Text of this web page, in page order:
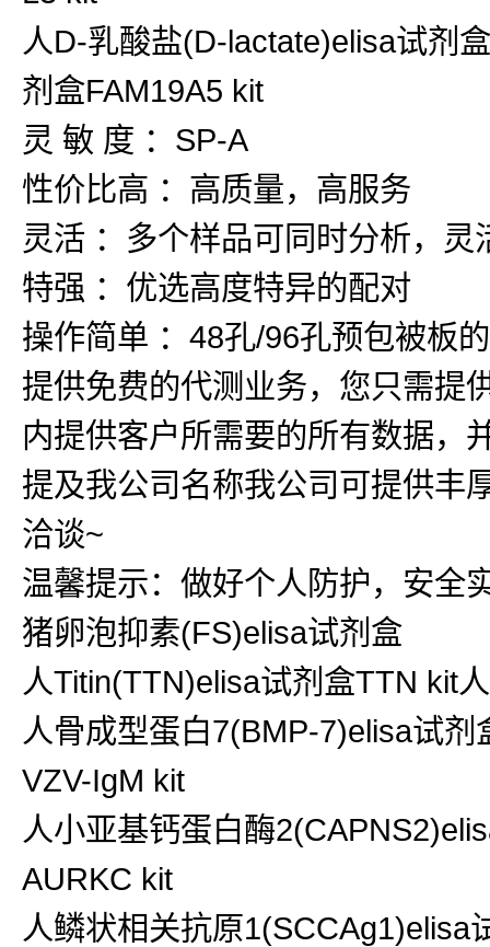
人D-乳酸盐(D-lactate)elisa试剂
剂盒FAM19A5 kit
灵 敏 度 ：SP-A
性价比高 ：高质量，高服务
灵活 ：多个样品可同时分析，
特强 ：优选高度特异的配对
操作简单 ：48孔/96孔预包被板
提供免费的代测业务，您只需提
内提供客户所需要的所有数据，
提及我公司名称我公司可提供丰
洽谈~
温馨提示：做好个人防护，安全
猪卵泡抑素(FS)elisa试剂盒
人Titin(TTN)elisa试剂盒TTN kit
人骨成型蛋白7(BMP-7)elisa试
VZV-IgM kit
人小亚基钙蛋白酶
AURKC kit
人鳞状相关抗原1(SCCAg1)elisa